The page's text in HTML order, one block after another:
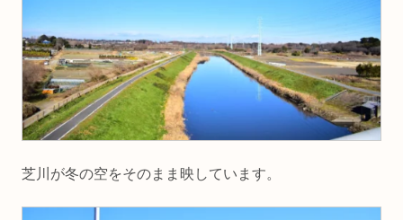
芝川が冬の空をそのまま映しています。